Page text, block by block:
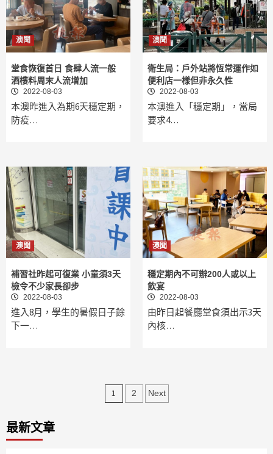
澳聞
堂食恢復首日 食肆人流一般
酒樓料周末人流增加
2022-08-03
本澳昨進入為期6天穩定期，
防疫…
澳聞
衛生局：戶外站將恆常運作如
便利店一樣但非永久性
2022-08-03
本澳進入「穩定期」，當局
要求4…
澳聞
補習社昨起可復業 小童須3天
檢令不少家長卻步
2022-08-03
進入8月，學生的暑假日子餘
下一…
澳聞
穩定期內不可辦200人或以上
飲宴
2022-08-03
由昨日起餐廳堂食須出示3天
內核…
文
1 2 Next
最新文章